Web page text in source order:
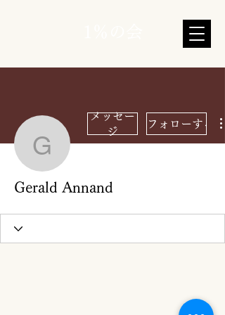
Gerald Annand
メッセー
ジ
フォローする
Gerald Annand